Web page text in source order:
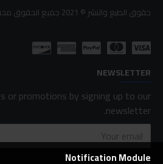
حقوق الطبع والنشر © 2021 جميع الحقوق محفوظة sabrystores.com. من تصميم-
NEWSLETTER
or promotions by signing up to our
newsletter.
Notification Module